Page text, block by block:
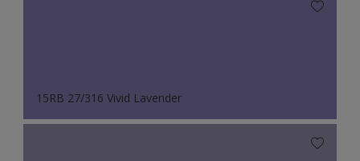
15RB 27/316 Vivid Lavender